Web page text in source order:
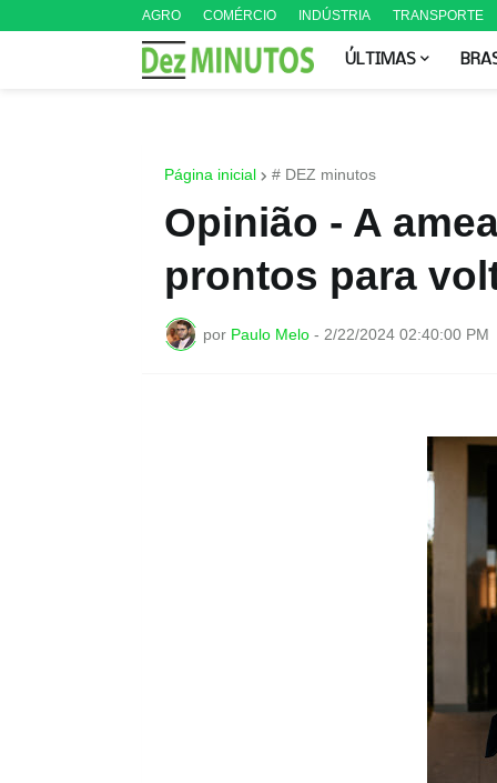
AGRO COMÉRCIO INDÚSTRIA TRANSPORTE
ÚLTIMAS
Página inicial # DEZ minutos
Opinião - A
prontos para
por Paulo Melo - 2/22/2024 02:40:00 PM